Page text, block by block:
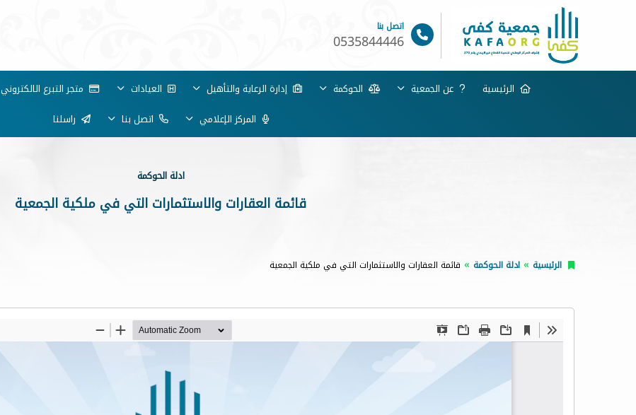
اتصل بنا
0535844446
الرئيسية عن الجمعية الحوكمة إدارة الرعاية والتأهيل العيادات متجر التبرع الالكتروني
المركز الإعلامي
اتصل بنا راسلنا
ادلة الحوكمة
قائمة العقارات والاستثمارات التي في ملكية الجمعية
الرئيسية ادلة الحوكمة قائمة العقارات والاستثمارات التي في ملكية الجمعية